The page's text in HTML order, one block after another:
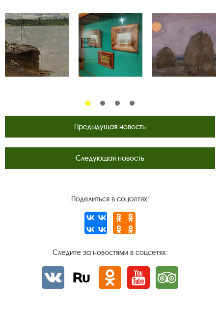
Предыдущая новость
Следующая новость
Поделиться в соцсетях:
Следите за новостями в соцсетях:
Вконтактеrutube Одноклассники
YouTube Трипадвизор